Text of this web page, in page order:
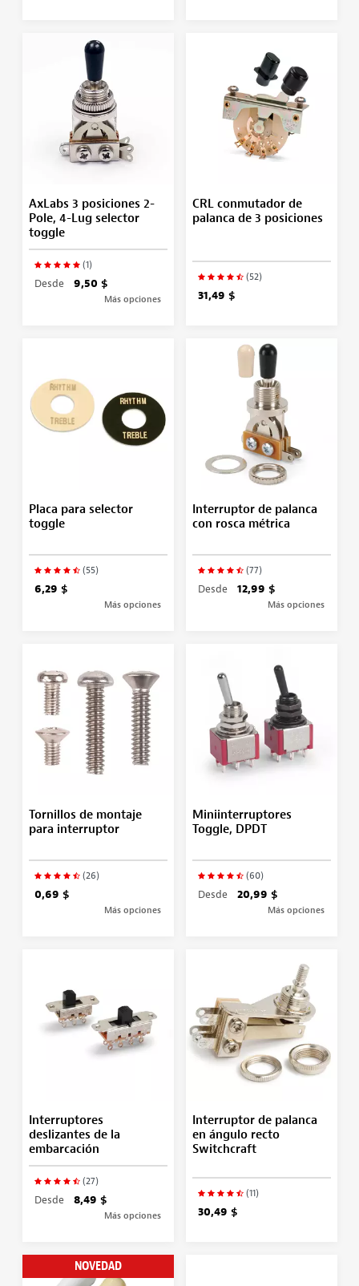
AxLabs 3 posiciones 2-
Pole, 4-Lug selector
toggle
(1)
Desde 9,50 $
Más opciones
CRL conmutador de
palanca de 3 posiciones
(52)
31,49 $
Placa para selector
toggle
(55)
6,29 $
Más opciones
Interruptor de palanca
con rosca métrica
(77)
Desde 12,99 $
Más opciones
Tornillos de montaje
para interruptor
(26)
0,69 $
Más opciones
Miniinterruptores
Toggle, DPDT
(60)
Desde 20,99 $
Más opciones
Interruptores
deslizantes de la
embarcación
(27)
Desde 8,49 $
Más opciones
Interruptor de palanca
en ángulo recto
Switchcraft
(11)
30,49 $
NOVEDAD